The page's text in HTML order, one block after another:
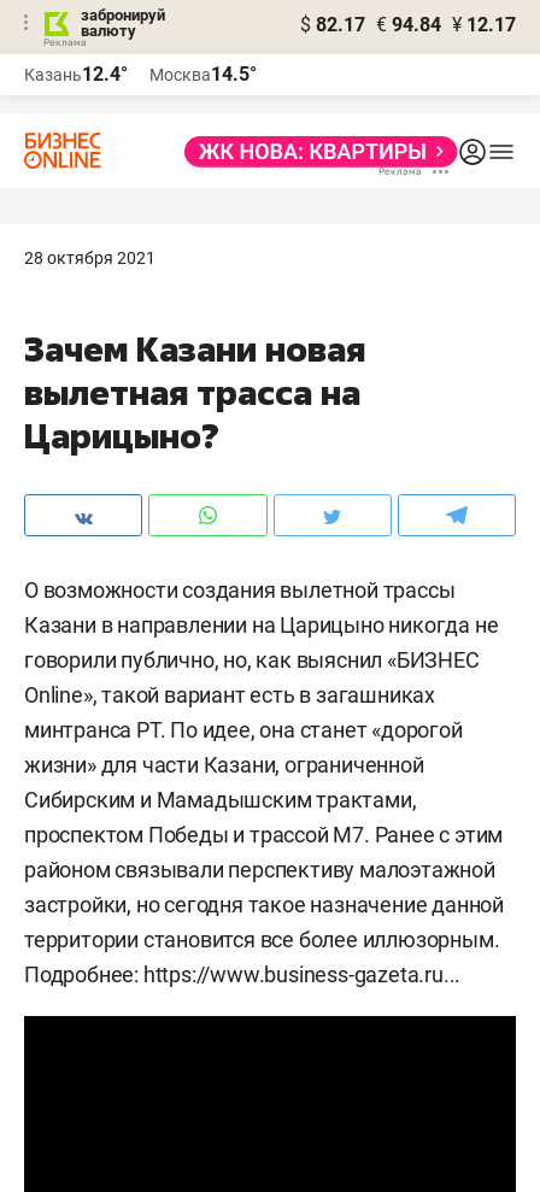
забронируй
валюту
$ 82.17 € 94.84 ¥ 12.17
Казань12.4° Москва14.5°
28 октября 2021
Зачем Казани новая
вылетная трасса на
Царицыно?
О возможности создания вылетной трассы
Казани в направлении на Царицыно никогда не
говорили публично, но, как выяснил «БИЗНЕС
Online», такой вариант есть в загашниках
минтранса РТ. По идее, она станет «дорогой
жизни» для части Казани, ограниченной
Сибирским и Мамадышским трактами,
проспектом Победы и трассой М7. Ранее с этим
районом связывали перспективу малоэтажной
застройки, но сегодня такое назначение данной
территории становится все более иллюзорным.
Подробнее: https://www.business-gazeta.ru...